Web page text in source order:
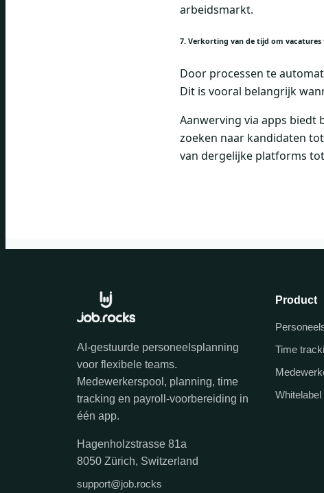
arbeidsmarkt.
7. Verkorting van de tijd om vacatures
Door processen te
Dit is vooral belangrijk
Aanwerving via apps biedt
zoeken naar kandidaten
van dergelijke platforms
AI-gestuurde personeelsplanning
voor flexibele teams.
Medewerkerspool, planning, time
tracking en payroll-voorbereiding in
één app.
Hagenholzstrasse 81a
8050 Zürich, Switzerland
support@job.rocks
Product
Time
Whitelabel